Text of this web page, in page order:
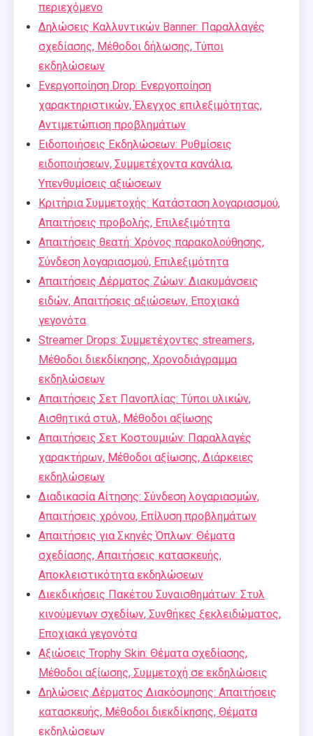
περιεχόμενο
Δηλώσεις Καλλυντικών Banner: Παραλλαγές
σχεδίασης, Μέθοδοι δήλωσης, Τύποι
εκδηλώσεων
Ενεργοποίηση Drop: Ενεργοποίηση
χαρακτηριστικών, Έλεγχος επιλεξιμότητας,
Αντιμετώπιση προβλημάτων
Ειδοποιήσεις Εκδηλώσεων: Ρυθμίσεις
ειδοποιήσεων, Συμμετέχοντα κανάλια,
Υπενθυμίσεις αξιώσεων
Κριτήρια Συμμετοχής: Κατάσταση λογαριασμού,
Απαιτήσεις προβολής, Επιλεξιμότητα
Απαιτήσεις θεατή: Χρόνος παρακολούθησης,
Σύνδεση λογαριασμού, Επιλεξιμότητα
Απαιτήσεις Δέρματος Ζώων: Διακυμάνσεις
ειδών, Απαιτήσεις αξιώσεων, Εποχιακά
γεγονότα
Streamer Drops: Συμμετέχοντες streamers,
Μέθοδοι διεκδίκησης, Χρονοδιάγραμμα
εκδηλώσεων
Απαιτήσεις Σετ Πανοπλίας: Τύποι υλικών,
Αισθητικά στυλ, Μέθοδοι αξίωσης
Απαιτήσεις Σετ Κοστουμιών: Παραλλαγές
χαρακτήρων, Μέθοδοι αξίωσης, Διάρκειες
εκδηλώσεων
Διαδικασία Αίτησης: Σύνδεση λογαριασμών,
Απαιτήσεις χρόνου, Επίλυση προβλημάτων
Απαιτήσεις για Σκηνές Όπλων: Θέματα
σχεδίασης, Απαιτήσεις κατασκευής,
Αποκλειστικότητα εκδηλώσεων
Διεκδικήσεις Πακέτου Συναισθημάτων: Στυλ
κινούμενων σχεδίων, Συνθήκες ξεκλειδώματος,
Εποχιακά γεγονότα
Αξιώσεις Trophy Skin: Θέματα σχεδίασης,
Μέθοδοι αξίωσης, Συμμετοχή σε εκδηλώσεις
Δηλώσεις Δέρματος Διακόσμησης: Απαιτήσεις
κατασκευής, Μέθοδοι διεκδίκησης, Θέματα
εκδηλώσεων